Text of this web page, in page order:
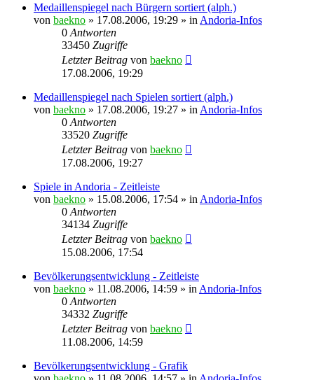
Medaillenspiegel nach Bürgern sortiert (alph.)
von baekno » 17.08.2006, 19:29 » in Andoria-Infos
0 Antworten
33450 Zugriffe
Letzter Beitrag von baekno
17.08.2006, 19:29
Medaillenspiegel nach Spielen sortiert (alph.)
von baekno » 17.08.2006, 19:27 » in Andoria-Infos
0 Antworten
33520 Zugriffe
Letzter Beitrag von baekno
17.08.2006, 19:27
Spiele in Andoria - Zeitleiste
von baekno » 15.08.2006, 17:54 » in Andoria-Infos
0 Antworten
34134 Zugriffe
Letzter Beitrag von baekno
15.08.2006, 17:54
Bevölkerungsentwicklung - Zeitleiste
von baekno » 11.08.2006, 14:59 » in Andoria-Infos
0 Antworten
34332 Zugriffe
Letzter Beitrag von baekno
11.08.2006, 14:59
Bevölkerungsentwicklung - Grafik